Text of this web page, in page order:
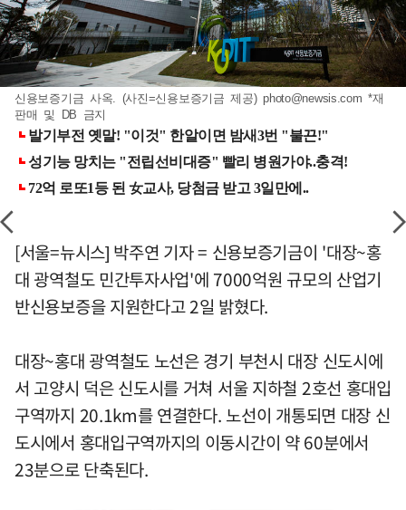
신용보증기금 사옥. (사진=신용보증기금 제공)photo@newsis.com *재
판매 및 DB 금지
[서울=뉴시스] 박주연 기자 = 신용보증기금이 '대장~홍
대 광역철도 민간투자사업'에 7000억원 규모의 산업기
반신용보증을 지원한다고 2일 밝혔다.
대장~홍대 광역철도 노선은 경기 부천시 대장 신도시에
서 고양시 덕은 신도시를 거쳐 서울 지하철 2호선 홍대입
구역까지 20.1km를 연결한다. 노선이 개통되면 대장 신
도시에서 홍대입구역까지의 이동시간이 약 60분에서
23분으로 단축된다.